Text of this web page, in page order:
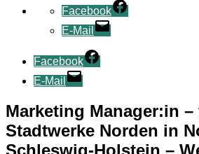
Facebook
E-Mail
Facebook
E-Mail
Marketing Manager:in
Stadtwerke Norden in
Schleswig-Holstein –